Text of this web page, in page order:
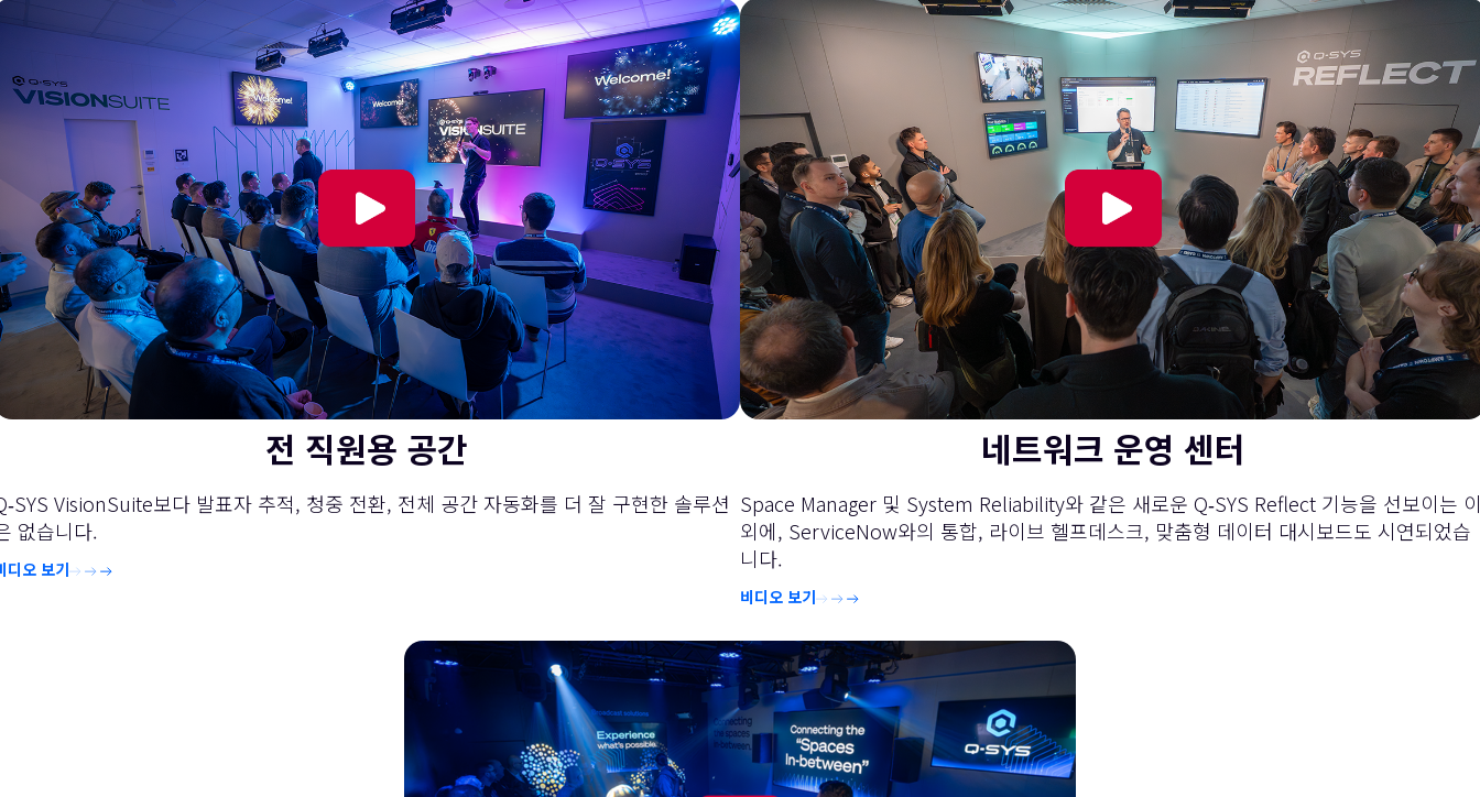
전 직원용 공간
VisionSuite보다 발표자 추적, 청중 전환, 전체 공간 자동화를 더 잘 구현한 솔루션
없습니다.
디오 보기
네트워크 운영 센터
Space Manager 및 System Reliability와 같은 새로운 Q‑SYS Reflect 기능을 선보이는
외에, ServiceNow와의 통합, 라이브 헬프데스크, 맞춤형 데이터 대시보드도 시연되었습
니다.
비디오 보기